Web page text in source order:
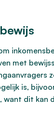
met
is,
want dit kan